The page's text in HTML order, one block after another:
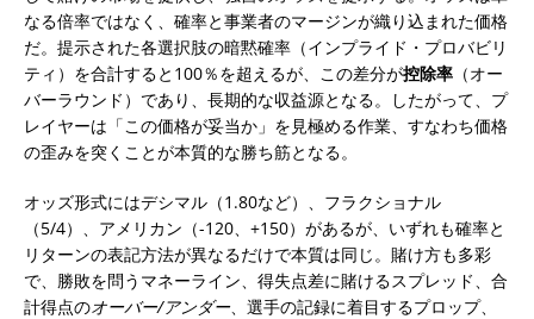
なる倍率ではなく、確率と事業者のマージンが織り込まれた価格
だ。提示された各選択肢の暗黙確率（インプライド・プロバビリ
ティ）を合計すると100％を超えるが、この差分が控除率 （オー
バーラウンド）であり、長期的な収益源となる。したがって、プ
レイヤーは「この価格が妥当か」を見極める作業、すなわち価格
の歪みを突くことが本質的な勝ち筋となる。
オッズ形式にはデシマル（1.80など）、フラクショナル
（5/4）、アメリカン（-120、+150）があるが、いずれも確率と
リターンの表記方法が異なるだけで本質は同じ。賭け方も多彩
で、勝敗を問うマネーライン、得失点差に賭けるスプレッド、合
計得点のオーバー/アンダー、選手の記録に着目するプロップ、